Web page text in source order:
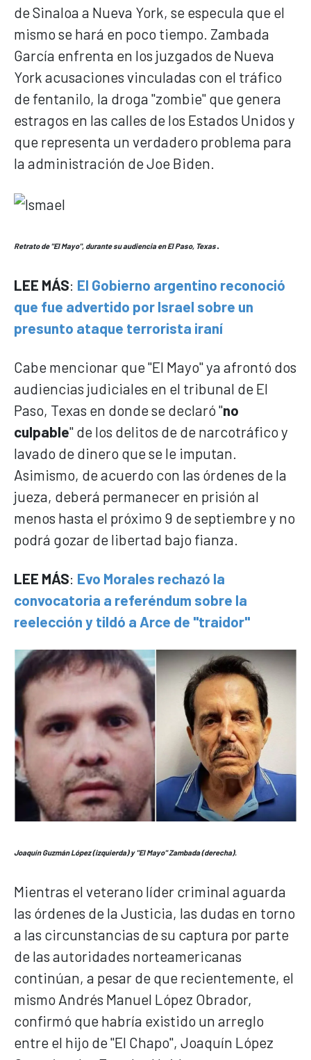
de Sinaloa a Nueva York, se especula que el
mismo se hará en poco tiempo. Zambada
García enfrenta en los juzgados de Nueva
York acusaciones vinculadas con el tráfico
de fentanilo, la droga "zombie" que genera
estragos en las calles de los Estados Unidos y
que representa un verdadero problema para
la administración de Joe Biden.
Retrato de "El Mayo", durante su audiencia en El Paso, Texas
LEE MÁS: El Gobierno argentino reconoció
que fue advertido por Israel sobre un
presunto ataque terrorista iraní
Cabe mencionar que "El Mayo" ya afrontó dos
audiencias judiciales en el tribunal de El
Paso, Texas en donde se declaró "no
culpable" de los delitos de de narcotráfico y
lavado de dinero que se le imputan.
Asimismo, de acuerdo con las órdenes de la
jueza, deberá permanecer en prisión al
menos hasta el próximo 9 de septiembre y no
podrá gozar de libertad bajo fianza.
LEE MÁS: Evo Morales rechazó la
convocatoria a referéndum sobre la
reelección y tildó a Arce de "traidor"
Joaquín Guzmán López (izquierda) y "El Mayo" Zambada (derecha).
Mientras el veterano líder criminal aguarda
las órdenes de la Justicia, las dudas en torno
a las circunstancias de su captura por parte
de las autoridades norteamericanas
continúan, a pesar de que recientemente, el
mismo Andrés Manuel López Obrador,
confirmó que habría existido un arreglo
entre el hijo de "El Chapo", Joaquín López